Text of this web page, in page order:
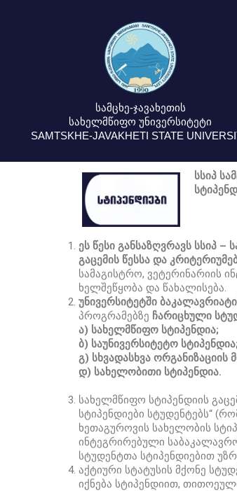
სამცხე-ჯავახეთის
სახელმწიფო უნივერსიტეტი
SAMTSKHE-JAVAKHETI STATE
სსიპ
ეს წესი განსაზღვრავს სსიპ –
გაცემის წესსა და
სამაგისტრო, ვეტერინარიის
ხელშეწყობა და წახალისება.
უნივერსიტეტში
პროგრამებზე ჩარიცხული
ა) სახელმწიფო სტიპენდია;
ბ) საუნივერსიტეტო სტიპენდია;
გ) სხვადასხვა ორგანიზაციის
დ) სახელობითი სტიპენდია.
სახელმწიფო სტიპენდიის
სტიპენდიები სტუდენტებს“
ხეთაგუროვის სახელობის
ინტეგრირებული
სტუდენტთა სტიპენდიებით
აქტიური სტატუსის მქონე
იქნება სტიპენდიით,